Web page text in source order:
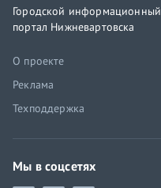
Городской информационный
портал Нижневартовска
О проекте
Реклама
Техподдержка
Мы в соцсетях